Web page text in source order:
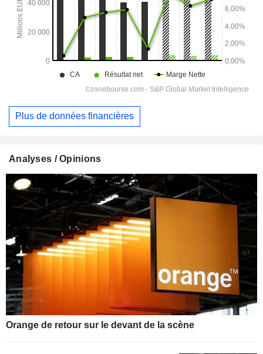
Plus de données financières
Analyses / Opinions
Orange de retour sur le devant de la scène